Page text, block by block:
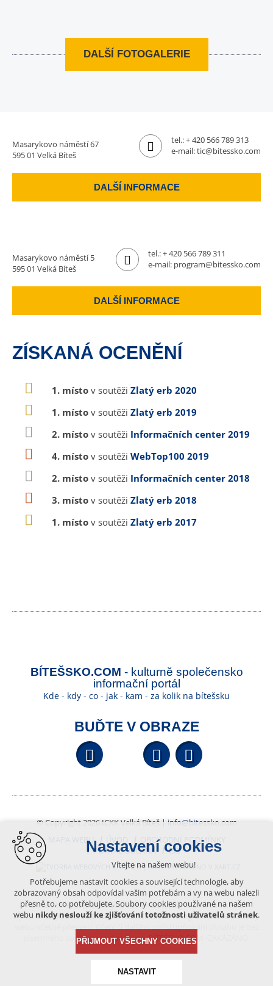
DALŠÍ FOTOGALERIE
Masarykovo náměstí 67
595 01 Velká Bíteš
tel.:+ 420 566 789 313
e-mail:tic@bitessko.com
DALŠÍ INFORMACE
Masarykovo náměstí 5
595 01 Velká Bíteš
tel.:+ 420 566 789 311
e-mail: program@bitessko.com
DALŠÍ INFORMACE
ZÍSKANÁ OCENĚNÍ
1. místo v soutěži Zlatý erb 2020
1. místo v soutěži Zlatý erb 2019
2. místo v soutěži Informačních center 2019
4. místo v soutěži WebTop100 2019
2. místo v soutěži Informačních center 2018
3. místo v soutěži Zlatý erb 2018
1. místo v soutěži Zlatý erb 2017
BÍTEŠSKO.COM - kulturně společensko
informační portál
Kde - kdy - co - jak - kam - za kolik na bítešsku
BUĎTE V OBRAZE
Facebook YouTube
© Copyright 2026 ICKK Velká Bíteš | info@bitessko.com
MAPA WEBU
ÚVOD
OBCHODNÍ PODMÍNKY
PORTÁL OBČANA
GIS
VYTVOŘENO V XART.CZ
Obsah tohoto portálu je chráněn autorským právem, které
vykonává vydavatel. Jakékoliv užití článků a fotografií z této podoby
písemného souhlasu vydavatele – BÍTEŠSKO.COM -ZAKÁZÁNO.
Nastavení cookies
Vítejte na našem webu!
Potřebujeme nastavit cookies a související technologie, aby
zobrazovaný obsah odpovídal vašim potřebám a vy na webu nalezli
přesně to, co potřebujete. Soubory cookies používané na našem
webu nikdy neslouží ke zjišťování totožnosti uživatelů stránek.
PŘIJMOUT VŠECHNY COOKIES
NASTAVIT